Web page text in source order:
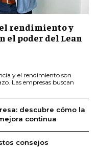
rendimiento y
el poder del Lean
y el rendimiento son
Las empresas buscan
descubre cómo la
continua
consejos